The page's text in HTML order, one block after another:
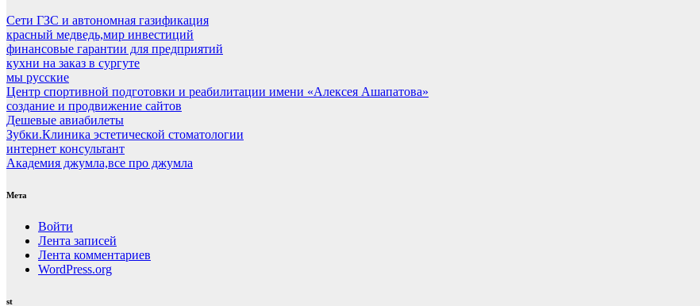
Сети ГЗС и автономная газификация
красный медведь,мир инвестиций
финансовые гарантии для предприятий
кухни на заказ в сургуте
мы русские
Центр спортивной подготовки и реабилитации имени «Алексея Ашапатова»
создание и продвижение сайтов
Дешевые авиабилеты
Зубки.Клиника эстетической стоматологии
интернет консультант
Академия джумла,все про джумла
Мета
Войти
Лента записей
Лента комментариев
WordPress.org
st